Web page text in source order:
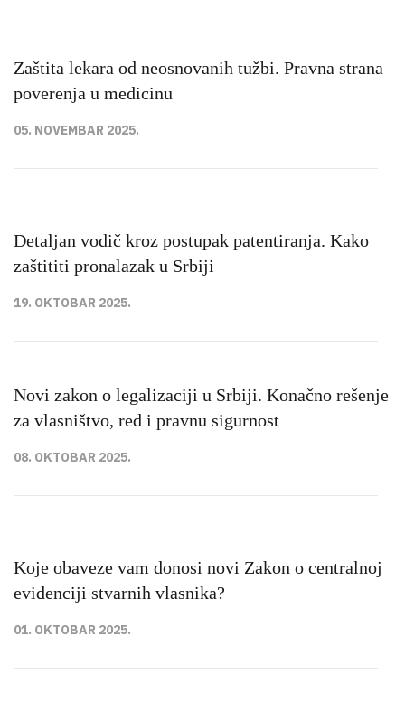
Zaštita lekara od neosnovanih tužbi. Pravna strana
poverenja u medicinu
05. NOVEMBAR 2025.
Detaljan vodič kroz postupak patentiranja. Kako
zaštititi pronalazak u Srbiji
19. OKTOBAR 2025.
Novi zakon o legalizaciji u Srbiji. Konačno rešenje
za vlasništvo, red i pravnu sigurnost
08. OKTOBAR 2025.
Koje obaveze vam donosi novi Zakon o centralnoj
evidenciji stvarnih vlasnika?
01. OKTOBAR 2025.